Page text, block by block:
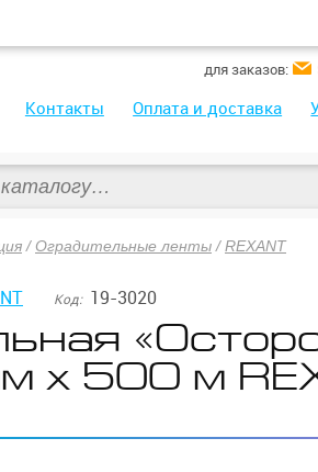
Контакты Оплата и доставка
для заказов:
/ Оградительные ленты /REXANT
Код: 19-3020
х 500 м